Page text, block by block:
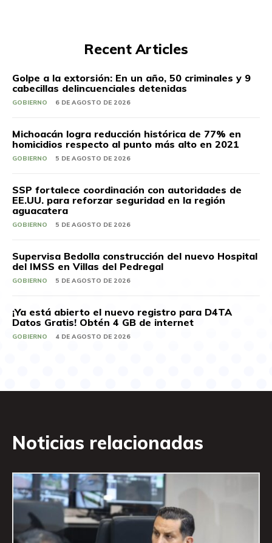
Recent Articles
Golpe a la extorsión: En un año, 50 criminales y 9
cabecillas delincuenciales detenidas
GOBIERNO 6 DE AGOSTO DE 2026
Michoacán logra reducción histórica de 77% en
homicidios respecto al punto más alto en 2021
GOBIERNO 5 DE AGOSTO DE 2026
SSP fortalece coordinación con autoridades de
EE.UU. para reforzar seguridad en la región
aguacatera
GOBIERNO 5 DE AGOSTO DE 2026
Supervisa Bedolla construcción del nuevo Hospital
del IMSS en Villas del Pedregal
GOBIERNO 5 DE AGOSTO DE 2026
¡Ya está abierto el nuevo registro para D4TA
Datos Gratis! Obtén 4 GB de internet
GOBIERNO 4 DE AGOSTO DE 2026
Noticias relacionadas